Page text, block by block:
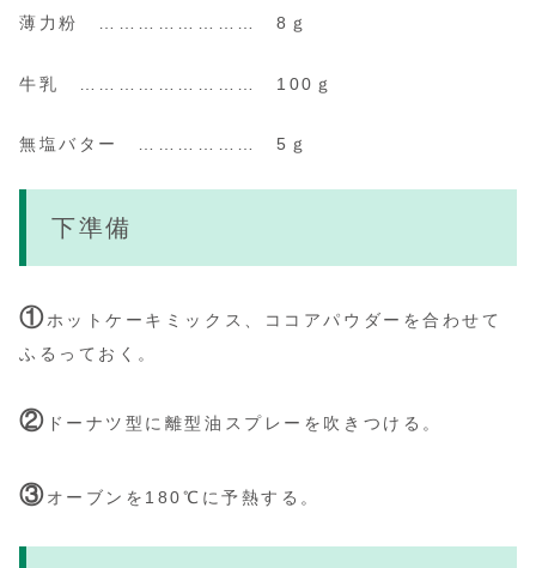
薄力粉 …………………… 8ｇ
牛乳 ……………………… 100ｇ
無塩バター ……………… 5ｇ
下準備
①ホットケーキミックス、ココアパウダーを合わせて
ふるっておく。
② ドーナツ型に離型油スプレーを吹きつける。
③オーブンを180℃に予熱する。